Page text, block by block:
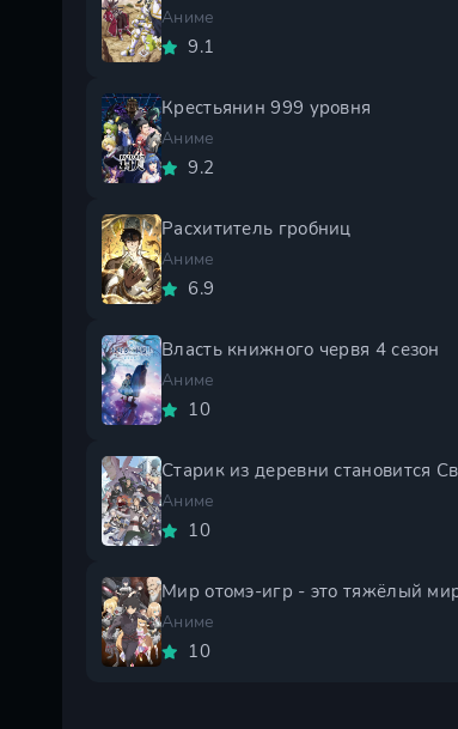
Аниме
9.1
Крестьянин 999 уровня
Аниме
9.2
Расхититель гробниц
Аниме
6.9
Власть книжного червя 4 сезон
Аниме
10
Аниме
10
Аниме
10